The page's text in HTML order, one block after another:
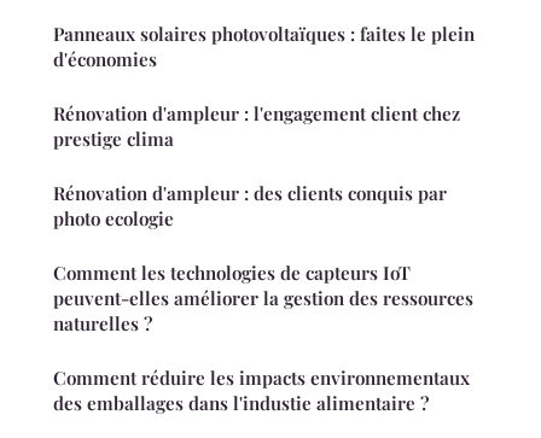
Panneaux solaires photovoltaïques : faites le plein
d'économies
Rénovation d'ampleur : l'engagement client chez
prestige clima
Rénovation d'ampleur : des clients conquis par
photo ecologie
Comment les technologies de capteurs IoT
peuvent-elles améliorer la gestion des ressources
naturelles ?
Comment réduire les impacts environnementaux
des emballages dans l'industie alimentaire ?